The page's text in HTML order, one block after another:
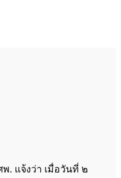
. แจ้งว่า เมื่อวันที่ ๒